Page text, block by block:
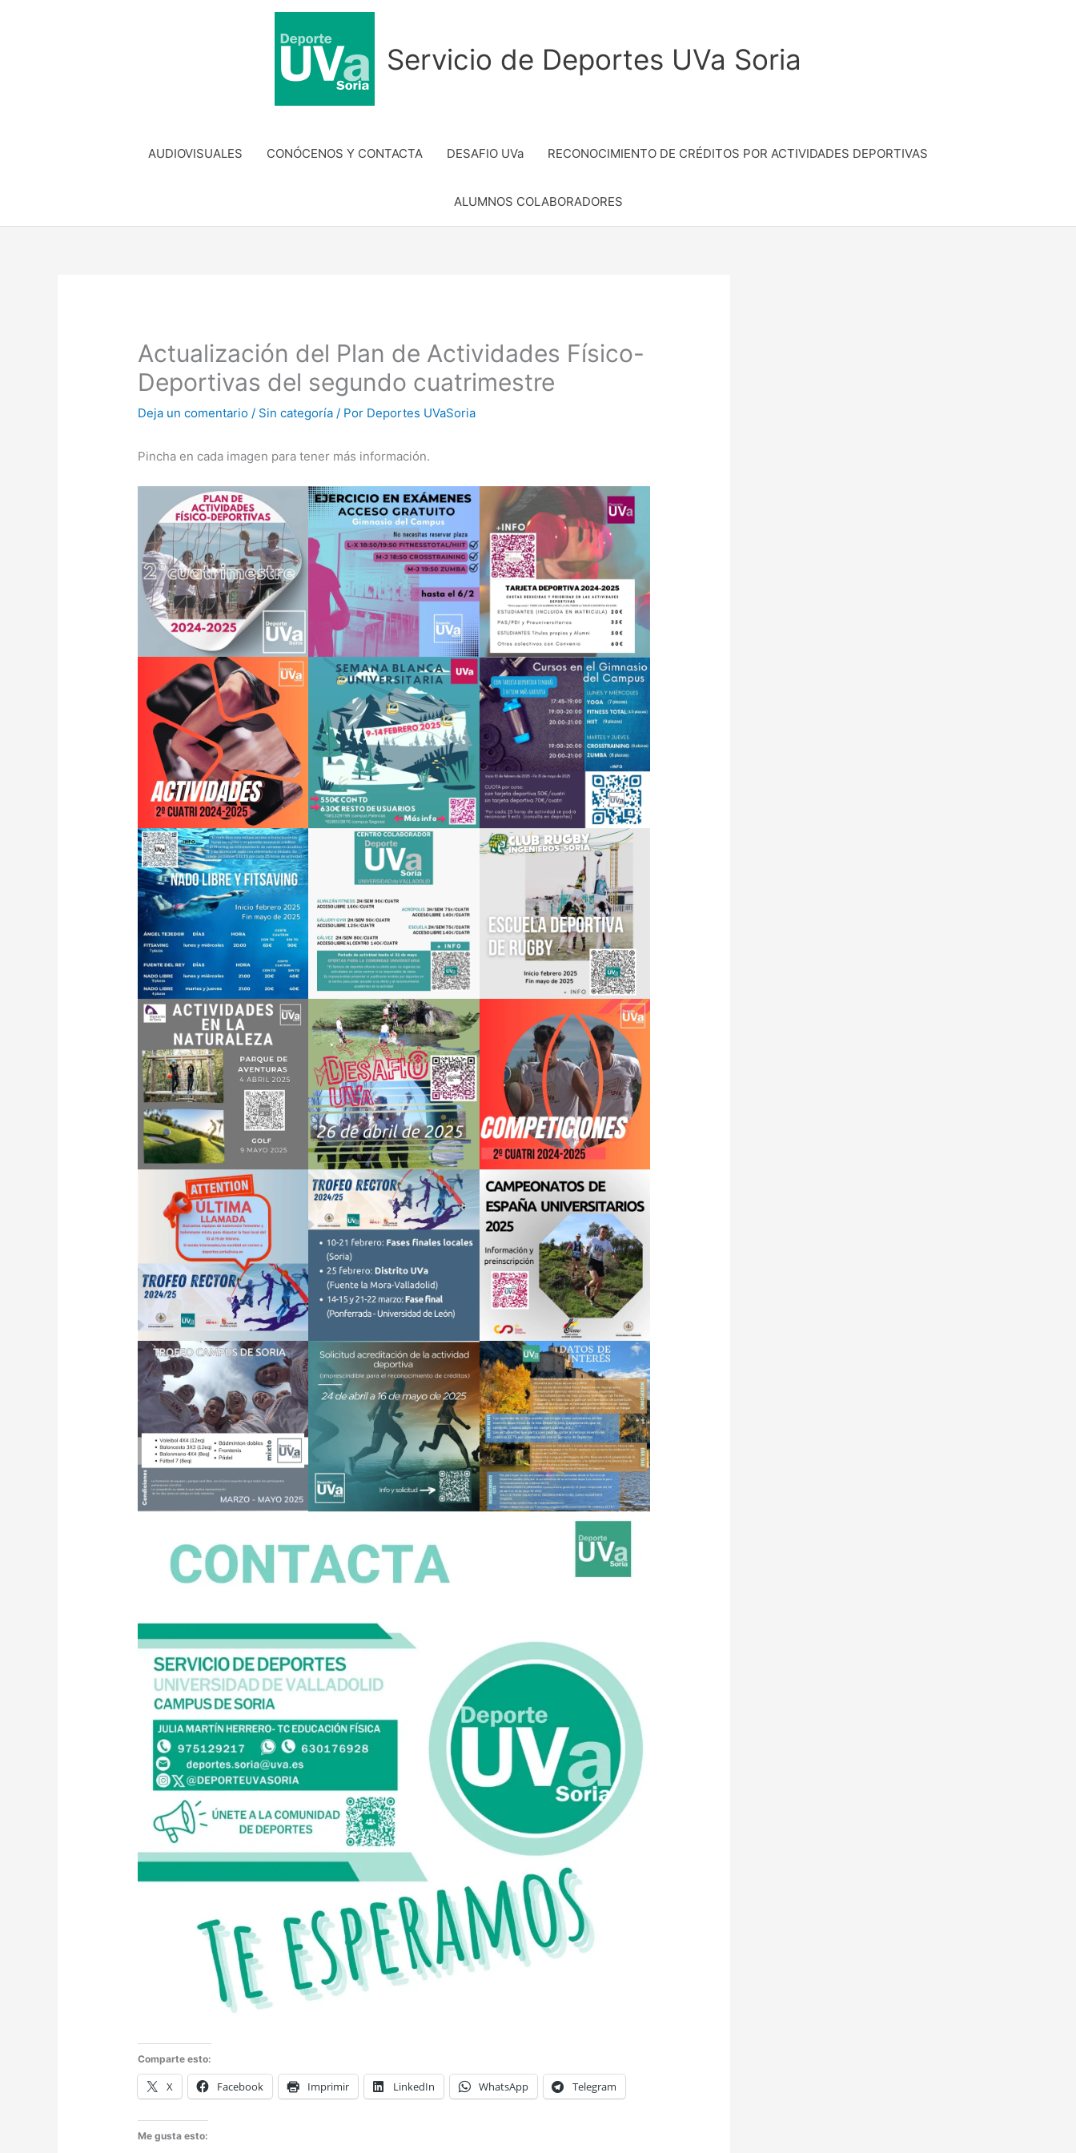
Servicio de Deportes UVa Soria
AUDIOVISUALES CONÓCENOS Y CONTACTA DESAFIO UVa RECONOCIMIENTO DE CRÉDITOS POR ACTIVIDADES DEPORTIVAS
ALUMNOS COLABORADORES
Actualización del Plan de Actividades Físico-
Deportivas del segundo cuatrimestre
Deja un comentario / Sin categoría / Por Deportes UVaSoria
Pincha en cada imagen para tener más información.
Comparte esto:
X Facebook Imprimir LinkedIn WhatsApp Telegram
Me gusta esto: